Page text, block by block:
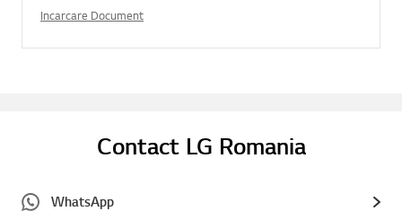
Incarcare Document
Contact LG Romania
WhatsApp